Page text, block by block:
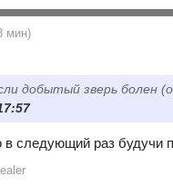
мин)
добытый зверь болен
в следующий раз будучи